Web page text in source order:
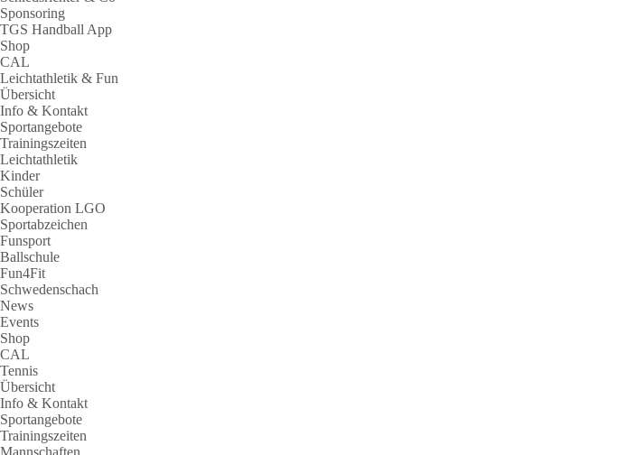
Sponsoring
TGS Handball App
Shop
CAL
Leichtathletik & Fun
Übersicht
Info & Kontakt
Sportangebote
Trainingszeiten
Leichtathletik
Kinder
Schüler
Kooperation LGO
Sportabzeichen
Funsport
Ballschule
Fun4Fit
Schwedenschach
News
Events
Shop
CAL
Tennis
Übersicht
Info & Kontakt
Sportangebote
Trainingszeiten
Mannschaften